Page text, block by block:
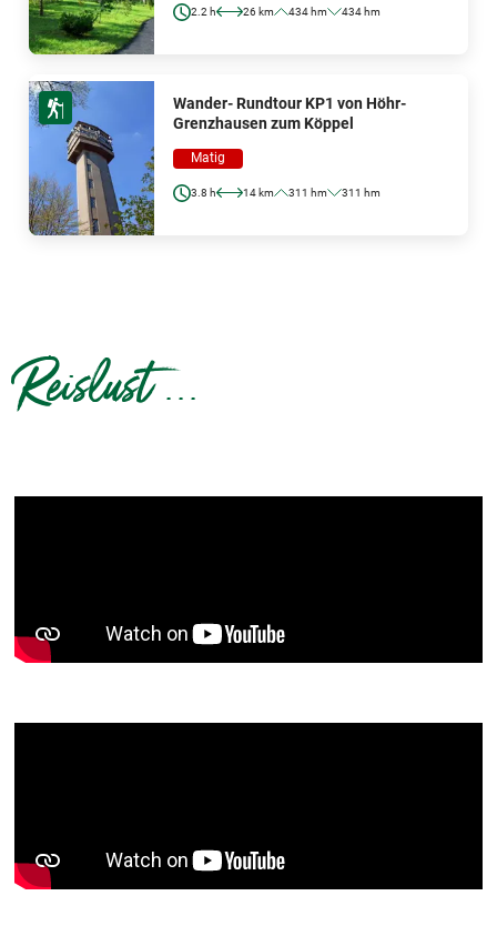
2.2 h 26 km 434 hm 434 hm
Wander- Rundtour KP1 von Höhr-
Grenzhausen zum Köppel
Matig
3.8 h 14 km 311 hm 311 hm
Reislust ...